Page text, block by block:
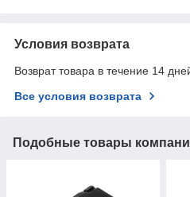
Условия возврата
Возврат товара в течение 14
Все условия возврата
Подобные товары